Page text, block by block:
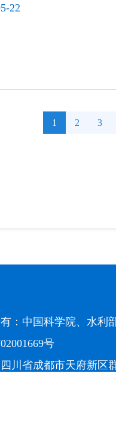
22
1 2 3
：中国科学院、水利
号
川省成都市天府新区